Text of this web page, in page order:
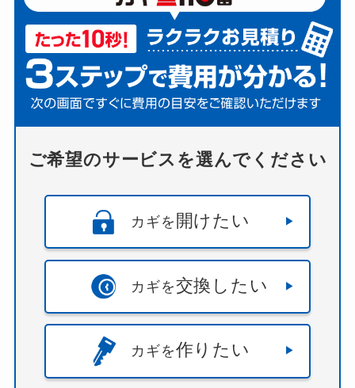
ご希望のサービスを選んでください
カギを 開けたい
カギを交換したい
カギを作りたい